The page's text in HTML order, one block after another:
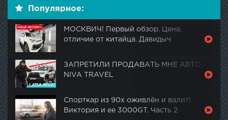
Популярное:
МОСКВИЧ! Первый обзор. Цена,
отличие от китайца. Давидыч
ЗАПРЕТИЛИ ПРОДАВАТЬ МНЕ АВТО -
NIVA TRAVEL
Спорткар из 90х оживлён и валит!
Виктория и ее 3000GT. Часть 2